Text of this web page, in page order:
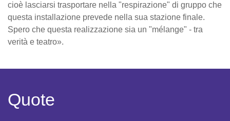
cioè lasciarsi trasportare nella "respirazione" di gruppo che
questa installazione prevede nella sua stazione finale.
Spero che questa realizzazione sia un "mélange" - tra
verità e teatro».
Quote